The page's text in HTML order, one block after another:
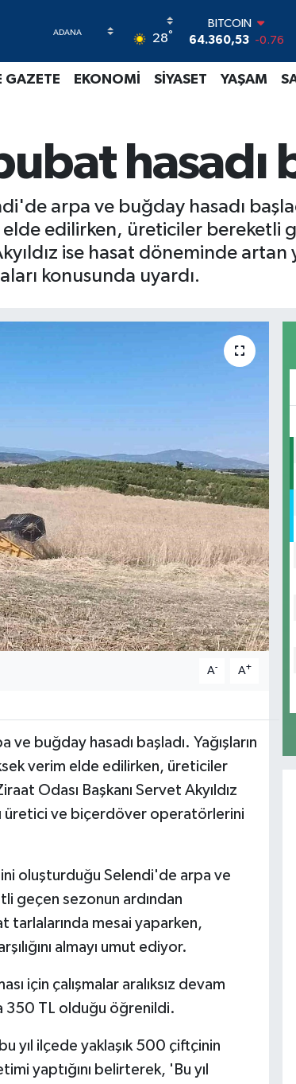
28°
BITCOIN
64.360,53 -0.76
EURO
GRAM ALTIN
6574.81
13.887
64
GAZETE EKONOMİ SİYASET YAŞAM
hasadı
arpa ve buğday hasadı
edilirken, üreticiler bereketli
ise hasat döneminde artan
konusunda uyardı.
A- A+
buğday hasadı başladı. Yağışların
verim elde edilirken, üreticiler
Odası Başkanı Servet Akyıldız
üretici ve biçerdöver operatörlerini
oluşturduğu Selendi'de arpa ve
geçen sezonun ardından
mesai yaparken,
almayı umut ediyor.
için çalışmalar aralıksız devam
350 TL olduğu öğrenildi.
yıl ilçede yaklaşık 500 çiftçinin
yaptığını belirterek, 'Bu yıl